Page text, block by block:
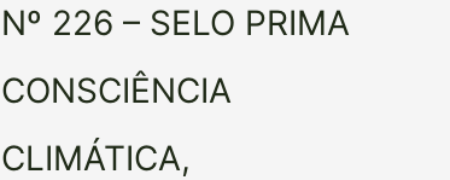
Nº 226 – SELO PRIMA
CONSCIÊNCIA
CLIMÁTICA,